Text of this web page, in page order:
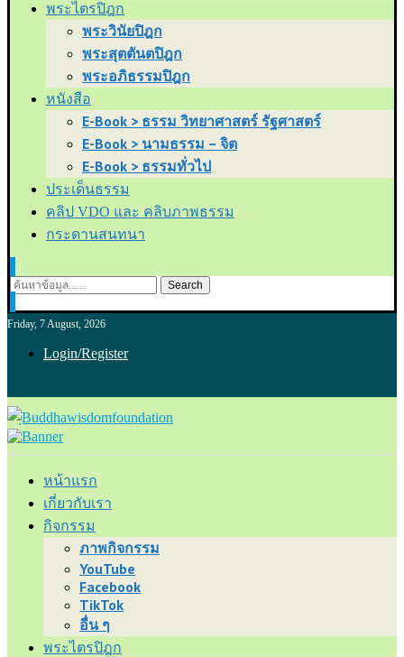
พระไตรปิฎก
พระวินัยปิฎก
พระสุตตันตปิฎก
พระอภิธรรมปิฎก
หนังสือ
E-Book > ธรรม วิทยาศาสตร์ รัฐศาสตร์
E-Book > นามธรรม – จิต
E-Book > ธรรมทั่วไป
ประเด็นธรรม
คลิป VDO และ คลิบภาพธรรม
กระดานสนทนา
Search
Friday, 7 August, 2026
Login/Register
หน้าแรก
เกี่ยวกับเรา
กิจกรรม
ภาพกิจกรรม
YouTube
Facebook
TikTok
อื่น ๆ
พระไตรปิฎก